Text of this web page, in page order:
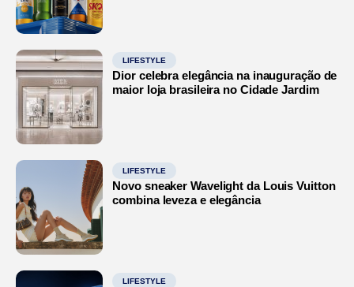
LIFESTYLE
Dior celebra elegância na inauguração de
maior loja brasileira no Cidade Jardim
LIFESTYLE
Novo sneaker Wavelight da Louis Vuitton
combina leveza e elegância
LIFESTYLE